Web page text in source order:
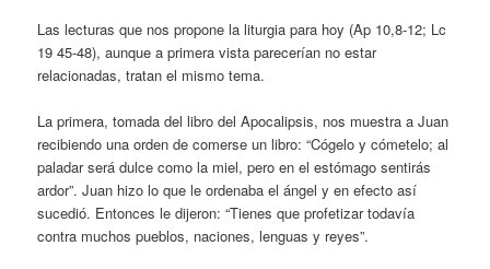
Las lecturas que nos propone la liturgia para hoy (Ap 10,8-12; Lc
19 45-48), aunque a primera vista parecerían no estar
relacionadas, tratan el mismo tema.
La primera, tomada del libro del Apocalipsis, nos muestra a Juan
recibiendo una orden de comerse un libro: “Cógelo y cómetelo; al
paladar será dulce como la miel, pero en el estómago sentirás
ardor”. Juan hizo lo que le ordenaba el ángel y en efecto así
sucedió. Entonces le dijeron: “Tienes que profetizar todavía
contra muchos pueblos, naciones, lenguas y reyes”.